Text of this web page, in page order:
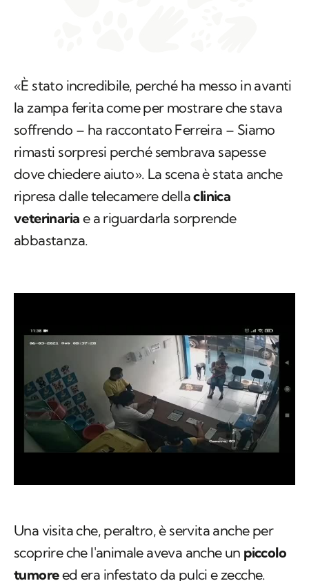
«È stato incredibile, perché ha messo in avanti
la zampa ferita come per mostrare che stava
soffrendo – ha raccontato Ferreira – Siamo
rimasti sorpresi perché sembrava sapesse
dove chiedere aiuto». La scena è stata anche
ripresa dalle telecamere dellaclinica
veterinaria e a riguardarla sorprende
abbastanza.
Una visita che, peraltro, è servita anche per
scoprire che l'animale aveva anche un piccolo
tumoreed era infestato da pulci e zecche.